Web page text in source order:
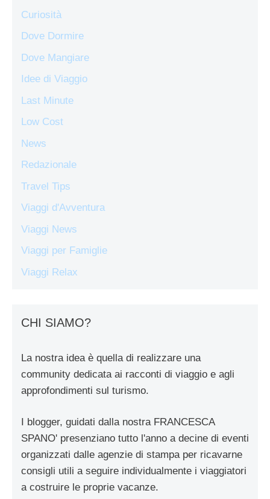
Curiosità
Dove Dormire
Dove Mangiare
Idee di Viaggio
Last Minute
Low Cost
News
Redazionale
Travel Tips
Viaggi d'Avventura
Viaggi News
Viaggi per Famiglie
Viaggi Relax
CHI SIAMO?
La nostra idea è quella di realizzare una
community dedicata ai racconti di viaggio e agli
approfondimenti sul turismo.
I blogger, guidati dalla nostra FRANCESCA
SPANO' presenziano tutto l'anno a decine di eventi
organizzati dalle agenzie di stampa per ricavarne
consigli utili a seguire individualmente i viaggiatori
a costruire le proprie vacanze.